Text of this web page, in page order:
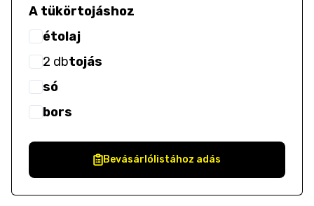
A tükörtojáshoz
étolaj
2 dbtojás
só
bors
Bevásárlólistához adás